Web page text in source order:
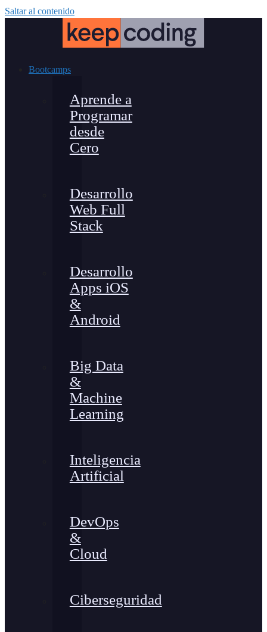
Saltar al contenido
Bootcamps
Aprende a
Programar
desde
Cero
Desarrollo
Web Full
Stack
Desarrollo
Apps iOS
&
Android
Big Data
&
Machine
Learning
Inteligencia
Artificial
DevOps
&
Cloud
Ciberseguridad